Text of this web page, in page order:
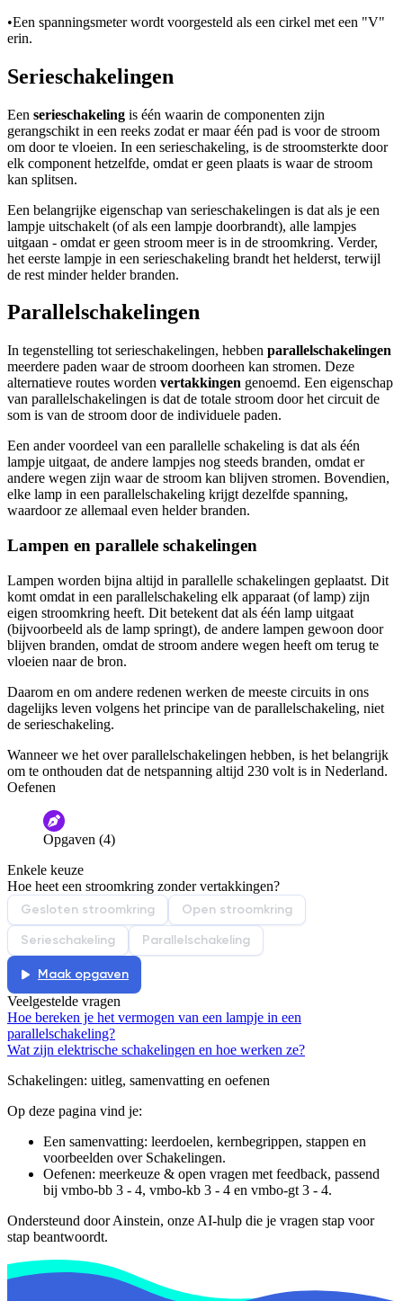
•Een spanningsmeter wordt voorgesteld als een cirkel met een "V"
erin.
Serieschakelingen
Een serieschakeling is één waarin de componenten zijn
gerangschikt in een reeks zodat er maar één pad is voor de stroom
om door te vloeien. In een serieschakeling, is de stroomsterkte door
elk component hetzelfde, omdat er geen plaats is waar de stroom
kan splitsen.
Een belangrijke eigenschap van serieschakelingen is dat als je een
lampje uitschakelt (of als een lampje doorbrandt), alle lampjes
uitgaan - omdat er geen stroom meer is in de stroomkring. Verder,
het eerste lampje in een serieschakeling brandt het helderst, terwijl
de rest minder helder branden.
Parallelschakelingen
In tegenstelling tot serieschakelingen, hebben parallelschakelingen
meerdere paden waar de stroom doorheen kan stromen. Deze
alternatieve routes worden vertakkingen genoemd. Een eigenschap
van parallelschakelingen is dat de totale stroom door het circuit de
som is van de stroom door de individuele paden.
Een ander voordeel van een parallelle schakeling is dat als één
lampje uitgaat, de andere lampjes nog steeds branden, omdat er
andere wegen zijn waar de stroom kan blijven stromen. Bovendien,
elke lamp in een parallelschakeling krijgt dezelfde spanning,
waardoor ze allemaal even helder branden.
Lampen en parallele schakelingen
Lampen worden bijna altijd in parallelle schakelingen geplaatst. Dit
komt omdat in een parallelschakeling elk apparaat (of lamp) zijn
eigen stroomkring heeft. Dit betekent dat als één lamp uitgaat
(bijvoorbeeld als de lamp springt), de andere lampen gewoon door
blijven branden, omdat de stroom andere wegen heeft om terug te
vloeien naar de bron.
Daarom en om andere redenen werken de meeste circuits in ons
dagelijks leven volgens het principe van de parallelschakeling, niet
de serieschakeling.
Wanneer we het over parallelschakelingen hebben, is het belangrijk
om te onthouden dat de netspanning altijd 230 volt is in Nederland.
Oefenen
Opgaven (4)
Enkele keuze
Hoe heet een stroomkring zonder vertakkingen?
Gesloten stroomkring
Open stroomkring
Serieschakeling
Parallelschakeling
Maak opgaven
Veelgestelde vragen
Hoe bereken je het vermogen van een lampje in een
parallelschakeling?
Wat zijn elektrische schakelingen en hoe werken ze?
Schakelingen: uitleg, samenvatting en oefenen
Op deze pagina vind je:
Een samenvatting: leerdoelen, kernbegrippen, stappen en
voorbeelden over Schakelingen.
Oefenen: meerkeuze & open vragen met feedback, passend
bij vmbo-bb 3 - 4, vmbo-kb 3 - 4 en vmbo-gt 3 - 4.
Ondersteund door Ainstein, onze AI-hulp die je vragen stap voor
stap beantwoordt.